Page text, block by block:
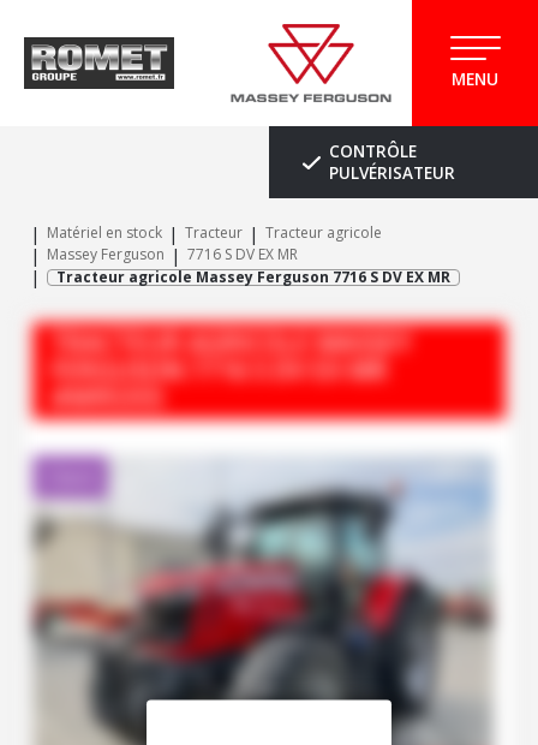
MENU
CONTRÔLE
PULVÉRISATEUR
Matériel en stock Tracteur
Tracteur agricole
Massey Ferguson
7716 S DV EX MR
Tracteur agricole Massey Ferguson 7716 S DV EX MR
TRACTEUR AGRICOLE
MASSEY
FERGUSON 7716 S DV EX MR